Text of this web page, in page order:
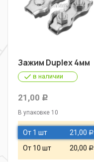
Зажим Duplex 4мм
в наличии
21,00 Р
В упаковке 10
От 1 шт 21,00 Р
От 10 шт 20,00 Р